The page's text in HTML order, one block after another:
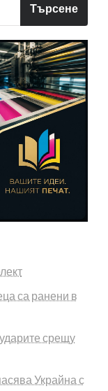
Търсене
са ранени в
срещу
Украйна с